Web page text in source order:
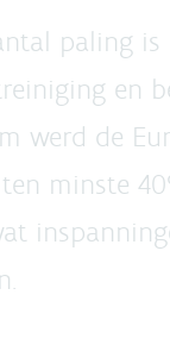
paling is
en
werd de
minste